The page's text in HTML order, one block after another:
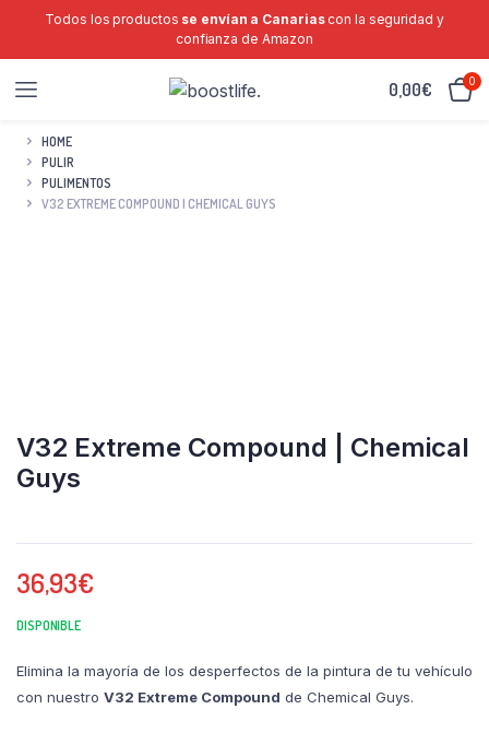
Todos los productos se envían a Canariascon la seguridad y
confianza de Amazon
0,00€ 0
HOME
PULIR
PULIMENTOS
V32 EXTREME COMPOUND | CHEMICAL GUYS
V32 Extreme Compound | Chemical
Guys
36,93€
DISPONIBLE
Elimina la mayoría de los desperfectos de la pintura de tu vehículo
con nuestro V32 Extreme Compound de Chemical Guys.